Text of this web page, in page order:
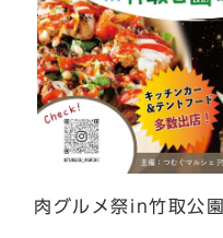
肉グルメ祭in竹取公